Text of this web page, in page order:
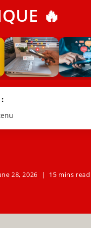
🔥
28, 2026
15 mins read